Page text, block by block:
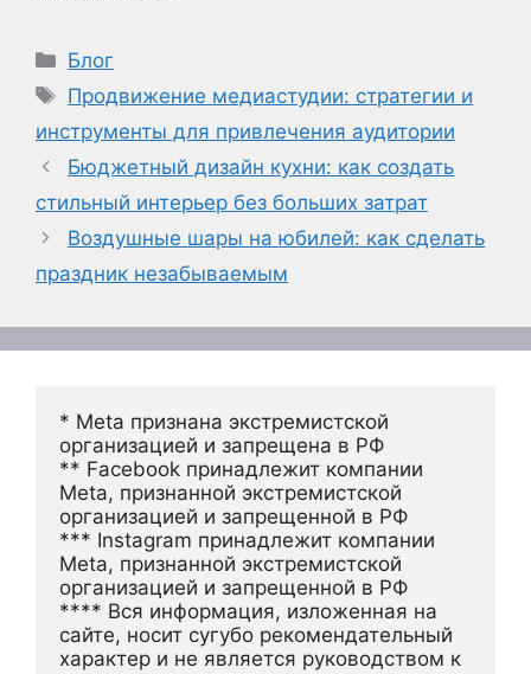
Рубрики
Блог
Метки
Продвижение медиастудии: стратегии и
инструменты для привлечения аудитории
Бюджетный дизайн кухни: как создать
стильный интерьер без больших затрат
Воздушные шары на юбилей: как сделать
праздник незабываемым
* Meta признана экстремистской
организацией и запрещена в РФ
** Facebook принадлежит компании
Meta, признанной экстремистской
организацией и запрещенной в РФ
*** Instagram принадлежит компании
Meta, признанной экстремистской
организацией и запрещенной в РФ
**** Вся информация, изложенная на
сайте, носит сугубо рекомендательный
характер и не является руководством к